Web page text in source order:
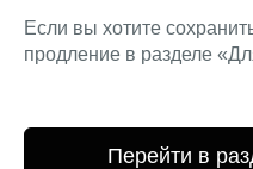
Если вы хотите
продление в разделе
Перейти в